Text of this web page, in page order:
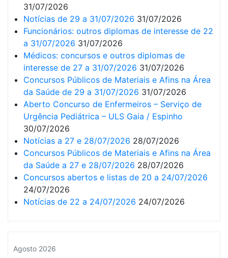
31/07/2026
Notícias de 29 a 31/07/2026 31/07/2026
Funcionários: outros diplomas de interesse de 22
a 31/07/2026 31/07/2026
Médicos: concursos e outros diplomas de
interesse de 27 a 31/07/2026 31/07/2026
Concursos Públicos de Materiais e Afins na Área
da Saúde de 29 a 31/07/2026 31/07/2026
Aberto Concurso de Enfermeiros – Serviço de
Urgência Pediátrica – ULS Gaia / Espinho
30/07/2026
Notícias a 27 e 28/07/2026 28/07/2026
Concursos Públicos de Materiais e Afins na Área
da Saúde a 27 e 28/07/2026 28/07/2026
Concursos abertos e listas de 20 a 24/07/2026
24/07/2026
Notícias de 22 a 24/07/2026 24/07/2026
Agosto 2026